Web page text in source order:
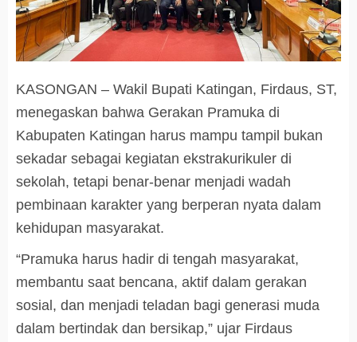
KASONGAN – Wakil Bupati Katingan, Firdaus, ST,
menegaskan bahwa Gerakan Pramuka di
Kabupaten Katingan harus mampu tampil bukan
sekadar sebagai kegiatan ekstrakurikuler di
sekolah, tetapi benar-benar menjadi wadah
pembinaan karakter yang berperan nyata dalam
kehidupan masyarakat.
“Pramuka harus hadir di tengah masyarakat,
membantu saat bencana, aktif dalam gerakan
sosial, dan menjadi teladan bagi generasi muda
dalam bertindak dan bersikap,” ujar Firdaus